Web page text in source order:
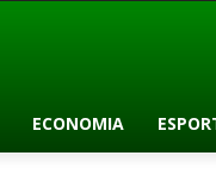
ECONOMIA